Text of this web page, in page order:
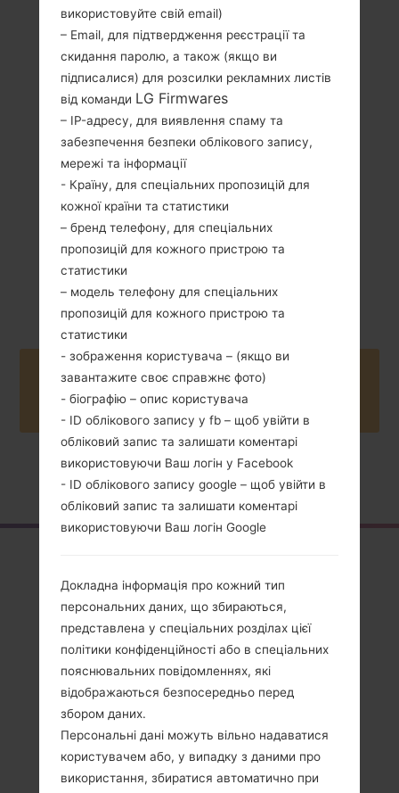
98 грам (3.44
унції )
Зємний Li-Ion
1000 mAh
Unknown
Buy accessories on Amazon
Головна →Серія → LG Others →LG235C
LG235C(LG235C)
Порівняти
використовуйте свій email)
– Email, для підтвердження реєстрації та
скидання паролю, а також (якщо ви
підписалися) для розсилки рекламних листів
від команди LG Firmwares
– IP-адресу, для виявлення спаму та
забезпечення безпеки облікового запису,
мережі та інформації
- Країну, для спеціальних пропозицій для
кожної країни та статистики
– бренд телефону, для спеціальних
пропозицій для кожного пристрою та
статистики
– модель телефону для спеціальних
пропозицій для кожного пристрою та
статистики
- зображення користувача – (якщо ви
завантажите своє справжнє фото)
- біографію – опис користувача
- ID облікового запису у fb – щоб увійти в
обліковий запис та залишати коментарі
використовуючи Ваш логін у Facebook
- ID облікового запису google – щоб увійти в
обліковий запис та залишати коментарі
використовуючи Ваш логін Google
Докладна інформація про кожний тип
персональних даних, що збираються,
представлена у спеціальних розділах цієї
політики конфіденційності або в спеціальних
пояснювальних повідомленнях, які
відображаються безпосередньо перед
збором даних.
Персональні дані можуть вільно надаватися
користувачем або, у випадку з даними про
використання, збиратися автоматично при